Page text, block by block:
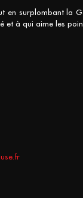
en surplombant la
et à qui aime les